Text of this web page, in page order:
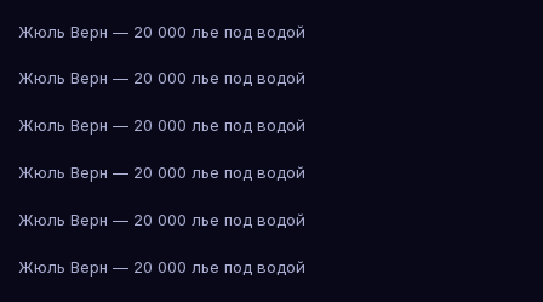
Жюль Верн — 20 000 лье под водой
Жюль Верн — 20 000 лье под водой
Жюль Верн — 20 000 лье под водой
Жюль Верн — 20 000 лье под водой
Жюль Верн — 20 000 лье под водой
Жюль Верн — 20 000 лье под водой